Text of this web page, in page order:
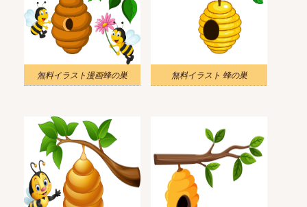
無料イラスト漫画蜂の巣 無料イラスト 蜂の巣